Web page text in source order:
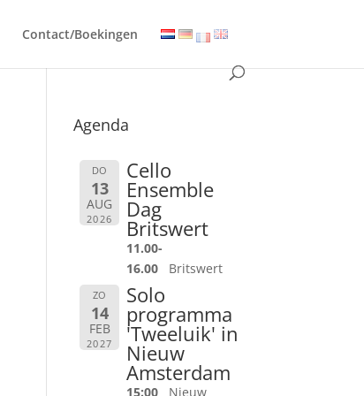
Contact/Boekingen
Agenda
DO
13
AUG
2026
Cello
Ensemble
Dag
Britswert
11.00-
16.00
Britswert
ZO
14
FEB
2027
Solo
programma
'Tweeluik' in
Nieuw
Amsterdam
15:00
Nieuw